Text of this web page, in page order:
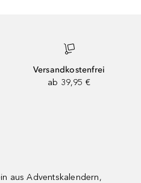
Versandkostenfrei
ab 39,95 €
aus Adventskalendern,